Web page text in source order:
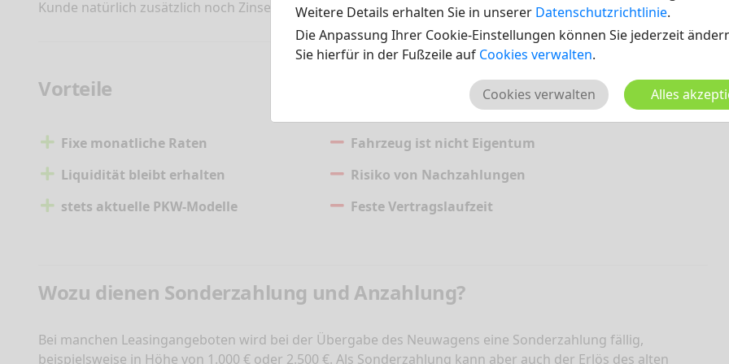
Weitere Details erhalten Sie in unserer Datenschutzrichtlinie.
Die Anpassung Ihrer Cookie-Einstellungen können Sie jederzeit
Sie hierfür in der Fußzeile auf Cookies verwalten.
Alles
Cookies verwalten
Kunde natürlich zusätzlich noch Zinsen zahlen, jedoch sind diese nicht allzu hoch.
Vorteile
Fixe monatliche Raten
Liquidität bleibt erhalten
stets aktuelle PKW-Modelle
Fahrzeug ist nicht Eigentum
Risiko von Nachzahlungen
Feste Vertragslaufzeit
Wozu dienen Sonderzahlung und Anzahlung?
Bei manchen Leasingangeboten wird bei der Übergabe des Neuwagens eine Sonderzahlung fällig,
beispielsweise in Höhe von 1.000 € oder 2.500 €. Als Sonderzahlung kann aber auch der Erlös des alten